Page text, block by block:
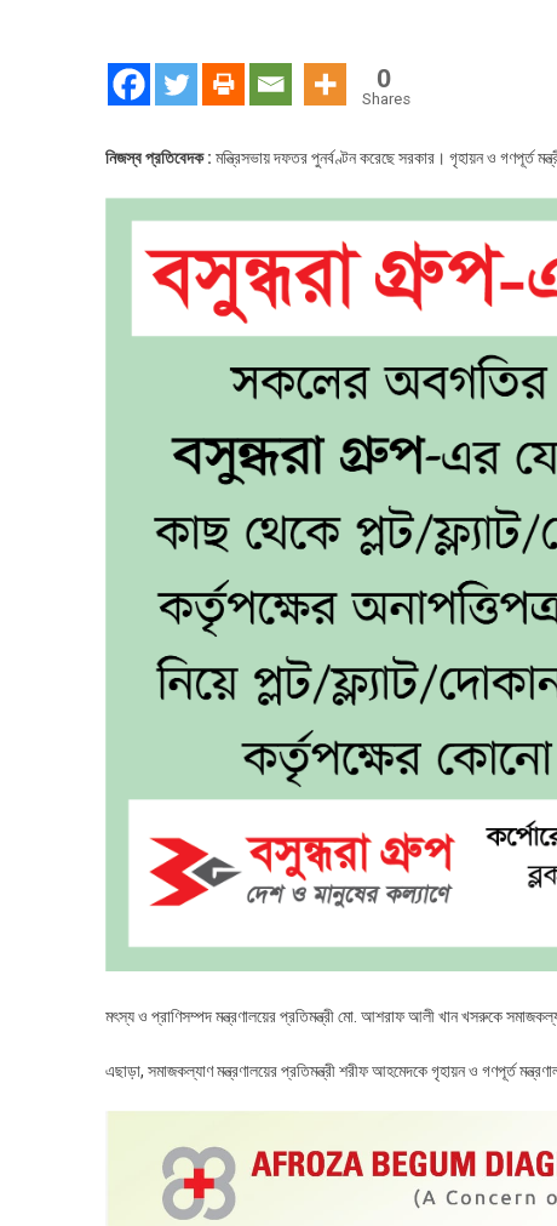
0
Shares
নিজস্ব প্রতিবেদক : মন্ত্রিসভায় দফতর পুনর্বণ্টন করেছে সরকার। গৃহায়ন ও গণপূর্ত
মৎস্য ও প্রাণিসম্পদ মন্ত্রণালয়ের প্রতিমন্ত্রী মো. আশরাফ আলী খান খসরুকে
এছাড়া, সমাজকল্যাণ মন্ত্রণালয়ের প্রতিমন্ত্রী শরীফ আহমেদকে গৃহায়ন ও গণপূর্ত